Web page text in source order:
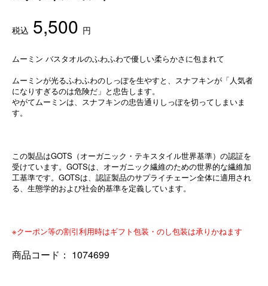
税込 5,500 円
ムーミン バスタオルのふわふわで優しい柔らかさに包まれて
ムーミンが光るふわふわのしっぽを生やすと、スナフキンが「人気者
になりすぎるのは危険だ」と忠告します。
やがてムーミンは、スナフキンの忠告通りしっぽを切ってしまいま
す。
この製品はGOTS（オーガニック・テキスタイル世界基準）の認証を
受けています。GOTSは、オーガニック繊維のための世界的な繊維加
工基準です。GOTSは、認証製品のサプライチェーン全体に適用され
る、生態学的および社会的基準を定義しています。
※クーポン等の割引利用時はギフト包装・のし包装は承りかねます
商品コード： 1074699